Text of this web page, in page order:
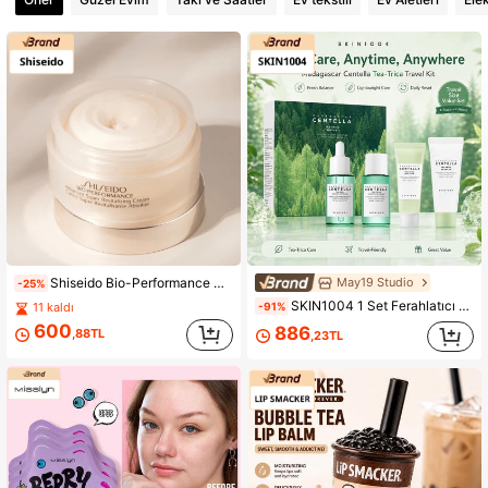
-25% Shiseido Bio-Performance Advanced Süper Canlandırıcı Krem 18 ml Numune
11 kaldı
600,88TL
May19 Studio
-91% SKIN1004 1 Set Ferahlatıcı Yüz Bakım Kiti, 4 Parça Madagascar Centella Asiatica Çay Ağacı Hafif Cilt Bakım Seti, Ampul, Tonik, Köpüklü Temizleyici ve B5 Krem İçerir, Yağ Kontrolü Yüz Bakım Kiti, Yağlı ve Karma Ciltler İçin Uygun, Günlük Bakım ve Seyahat Temel İhtiyacı
886,23TL